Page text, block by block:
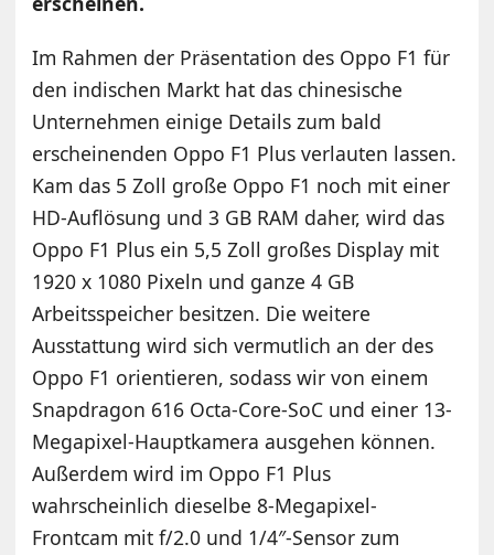
Im Rahmen der Präsentation des Oppo F1 für
den indischen Markt hat das chinesische
Unternehmen einige Details zum bald
erscheinenden Oppo F1 Plus verlauten lassen.
Kam das 5 Zoll große Oppo F1 noch mit einer
HD-Auflösung und 3 GB RAM daher, wird das
Oppo F1 Plus ein 5,5 Zoll großes Display mit
1920 x 1080 Pixeln und ganze 4 GB
Arbeitsspeicher besitzen. Die weitere
Ausstattung wird sich vermutlich an der des
Oppo F1 orientieren, sodass wir von einem
Snapdragon 616 Octa-Core-SoC und einer 13-
Megapixel-Hauptkamera ausgehen können.
Außerdem wird im Oppo F1 Plus
wahrscheinlich dieselbe 8-Megapixel-
Frontcam mit f/2.0 und 1/4″-Sensor zum